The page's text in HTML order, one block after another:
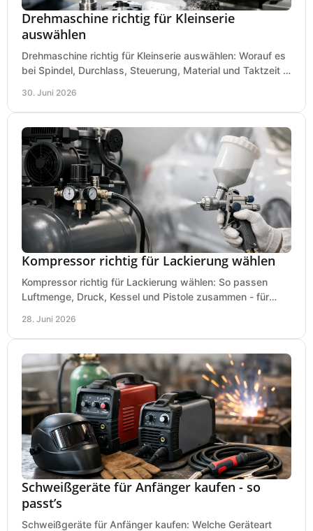
Drehmaschine richtig für Kleinserie
auswählen
Drehmaschine richtig für Kleinserie auswählen: Worauf es
bei Spindel, Durchlass, Steuerung, Material und Taktzeit in
30. Juni 2026
Kompressor richtig für Lackierung wählen
Kompressor richtig für Lackierung wählen: So passen
Luftmenge, Druck, Kessel und Pistole zusammen - für
28. Juni 2026
Schweißgeräte für Anfänger kaufen - so
passt’s
Schweißgeräte für Anfänger kaufen: Welche Geräteart